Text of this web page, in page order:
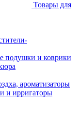
Товары для
подушки и коврики
ароматизаторы
и ирригаторы